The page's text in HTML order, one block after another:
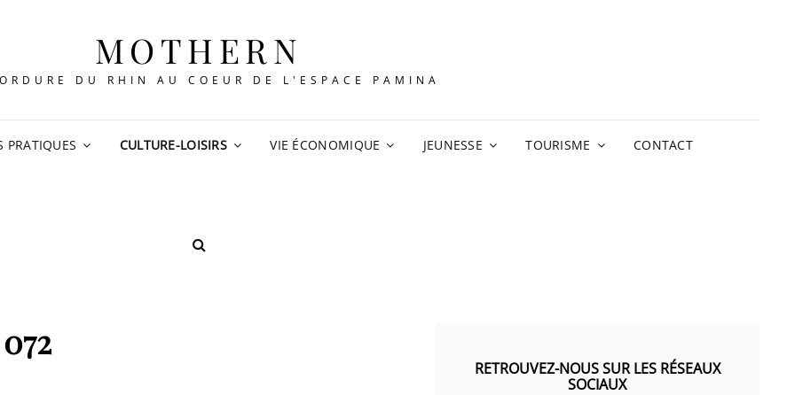
MOTHERN
DU RHIN AU COEUR DE L'ESPACE PAMINA
PRATIQUES CULTURE-LOISIRS VIE ÉCONOMIQUE JEUNESSE TOURISME CONTACT
SEARCH
072
RETROUVEZ-NOUS SUR LES RÉSEAUX
SOCIAUX